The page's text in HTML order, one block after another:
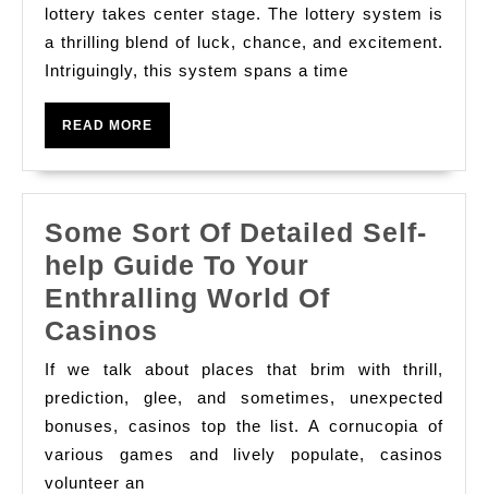
and
Dynamics
of
World
lottery takes center stage. The lottery system is
a thrilling blend of luck, chance, and excitement.
Intriguingly, this system spans a time
READ MORE
Some Sort Of Detailed Self-
help Guide To Your
Enthralling World Of
Casinos
Sort
Of
Detailed
Self-
If we talk about places that brim with thrill,
prediction, glee, and sometimes, unexpected
bonuses, casinos top the list. A cornucopia of
various games and lively populate, casinos
volunteer an